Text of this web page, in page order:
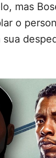
mas
o
sua